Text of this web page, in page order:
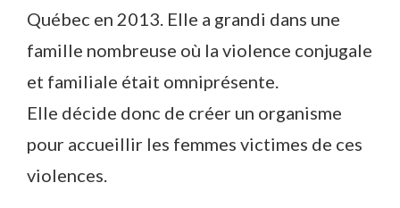
Québec en 2013. Elle a grandi dans une
famille nombreuse où la violence conjugale
et familiale était omniprésente.
Elle décide donc de créer un organisme
pour accueillir les femmes victimes de ces
violences.